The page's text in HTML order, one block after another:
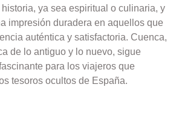
ya sea espiritual o culinaria, y
impresión duradera en aquellos que
auténtica y satisfactoria. Cuenca,
de lo antiguo y lo nuevo, sigue
para los viajeros que
tesoros ocultos de España.